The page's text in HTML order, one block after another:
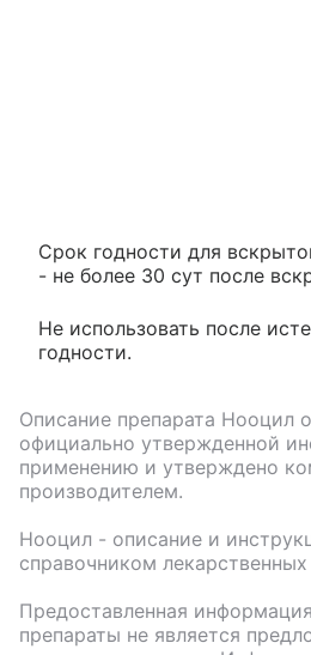
Срок годности для
- не более 30 сут после
Не использовать после
годности.
Описание препарата Нооцил
официально утвержденной
применению и утверждено
производителем.
Нооцил - описание и
справочником
Предоставленная
препараты не является